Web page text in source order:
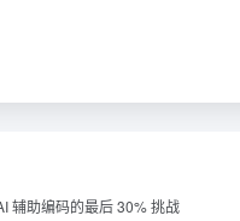
辅助编码的最后 30% 挑战